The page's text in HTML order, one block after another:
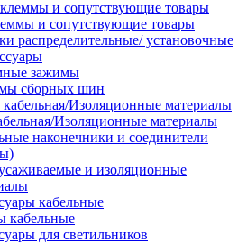
и сопутствующие товары
распределительные/ установочные
зажимы
сборных шин
Изоляционные материалы
наконечники и соединители
и изоляционные
кабельные
кабельные
для светильников